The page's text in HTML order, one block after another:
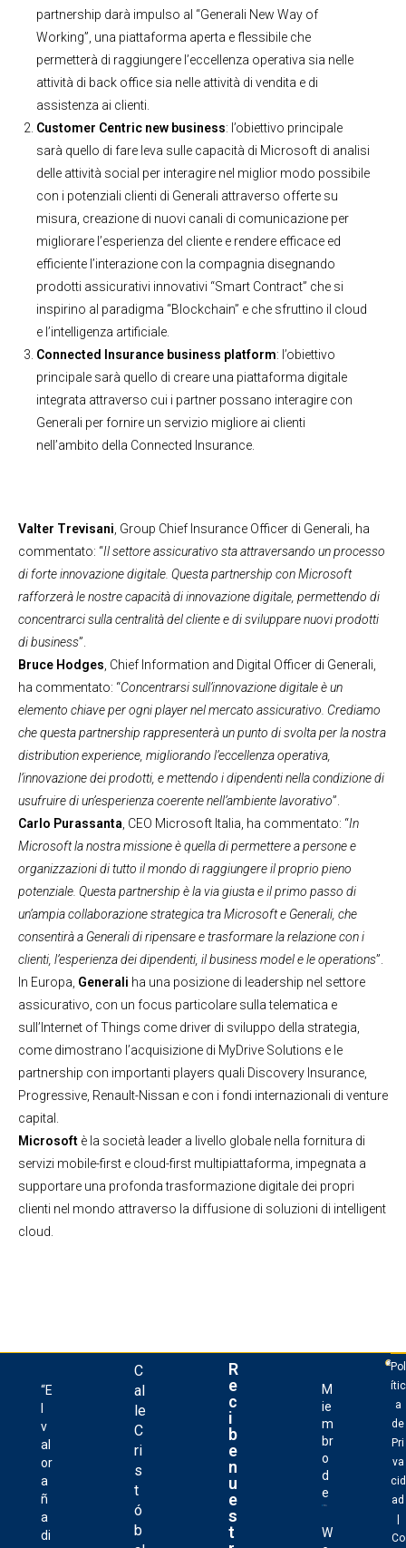
partnership darà impulso al “Generali New Way of
Working”, una piattaforma aperta e flessibile che
permetterà di raggiungere l’eccellenza operativa sia nelle
attività di back office sia nelle attività di vendita e di
assistenza ai clienti.
Customer Centric new business: l’obiettivo principale
sarà quello di fare leva sulle capacità di Microsoft di analisi
delle attività social per interagire nel miglior modo possibile
con i potenziali clienti di Generali attraverso offerte su
misura, creazione di nuovi canali di comunicazione per
migliorare l’esperienza del cliente e rendere efficace ed
efficiente l’interazione con la compagnia disegnando
prodotti assicurativi innovativi “Smart Contract” che si
inspirino al paradigma “Blockchain” e che sfruttino il cloud
e l’intelligenza artificiale.
Connected Insurance business platform: l’obiettivo
principale sarà quello di creare una piattaforma digitale
integrata attraverso cui i partner possano interagire con
Generali per fornire un servizio migliore ai clienti
nell’ambito della Connected Insurance.
Valter Trevisani , Group Chief Insurance Officer di Generali, ha
commentato: “Il settore assicurativo sta attraversando un processo
di forte innovazione digitale. Questa partnership con Microsoft
rafforzerà le nostre capacità di innovazione digitale, permettendo di
concentrarci sulla centralità del cliente e di sviluppare nuovi prodotti
di business”.
Bruce Hodges , Chief Information and Digital Officer di Generali,
ha commentato: “Concentrarsi sull’innovazione digitale è un
elemento chiave per ogni player nel mercato assicurativo. Crediamo
che questa partnership rappresenterà un punto di svolta per la nostra
distribution experience, migliorando l’eccellenza operativa,
l’innovazione dei prodotti, e mettendo i dipendenti nella condizione di
usufruire di un’esperienza coerente nell’ambiente lavorativo”.
Carlo Purassanta , CEO Microsoft Italia, ha commentato: “In
Microsoft la nostra missione è quella di permettere a persone e
organizzazioni di tutto il mondo di raggiungere il proprio pieno
potenziale. Questa partnership è la via giusta e il primo passo di
un’ampia collaborazione strategica tra Microsoft e Generali, che
consentirà a Generali di ripensare e trasformare la relazione con i
clienti, l’esperienza dei dipendenti, il business model e le operations”.
In Europa, Generali ha una posizione di leadership nel settore
assicurativo, con un focus particolare sulla telematica e
sull’Internet of Things come driver di sviluppo della strategia,
come dimostrano l’acquisizione di MyDrive Solutions e le
partnership con importanti players quali Discovery Insurance,
Progressive, Renault-Nissan e con i fondi internazionali di venture
capital.
Microsoft è la società leader a livello globale nella fornitura di
servizi mobile-first e cloud-first multipiattaforma, impegnata a
supportare una profonda trasformazione digitale dei propri
clienti nel mondo attraverso la diffusione di soluzioni di intelligent
cloud.
“E
v
al
or
a
ñ
a
di
C
al
le
C
ri
s
t
ó
b
R
e
c
i
b
e
n
u
e
s
t
M
ie
m
br
o
d
e
W
Pol
ític
a
de
Pri
va
cid
ad
Co